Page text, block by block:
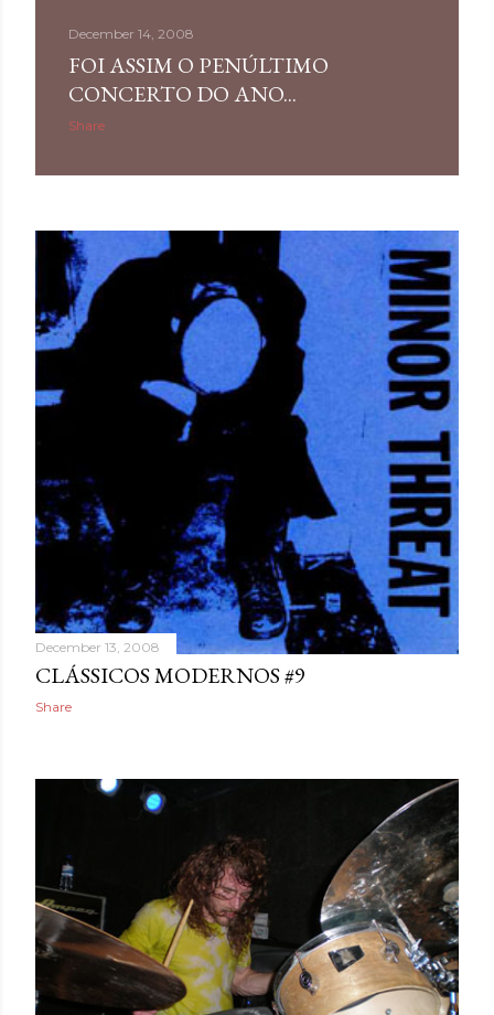
December 14, 2008
FOI ASSIM O PENÚLTIMO
CONCERTO DO ANO...
Share
December 13, 2008
CLÁSSICOS MODERNOS #9
Share